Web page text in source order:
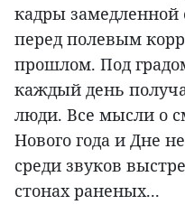
кадры замедленной
перед полевым
прошлом. Под
каждый день
люди. Все мысли о
Нового года и Дне
среди звуков
стонах раненых...